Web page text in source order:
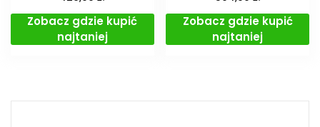
Zobacz gdzie kupić
najtaniej
Zobacz gdzie kupić
najtaniej